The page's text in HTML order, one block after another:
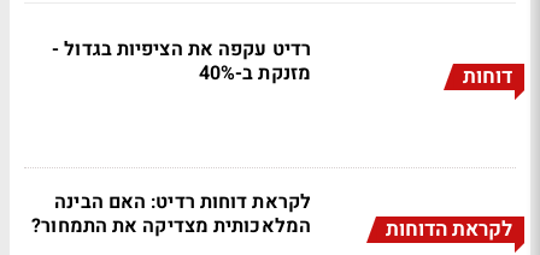
דוחות
רדיט עקפה את הציפיות בגדול -
מזנקת ב-40%
לקראת הדוחות
לקראת דוחות רדיט: האם הבינה
המלאכותית מצדיקה את התמחור?